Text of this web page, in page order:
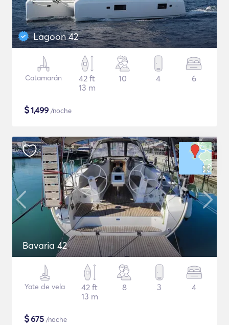
Lagoon 42
Catamarán
42 ft
13 m
10 4 6
$1,499 /noche
Bavaria 42
Yate de vela
42 ft
13 m
8 3 4
$675 /noche